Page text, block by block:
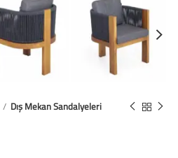
Dış Mekan Sandalyeleri